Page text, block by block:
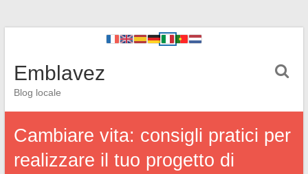
Emblavez
Blog locale
Cambiare vita: consigli pratici per
realizzare il tuo progetto di